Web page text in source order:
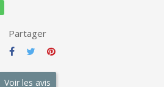
Partager
Voir les avis